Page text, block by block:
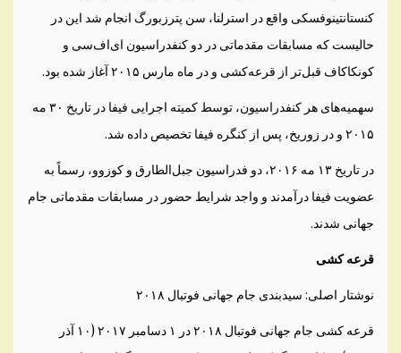
کنستانتینوفسکی واقع در استرلنا، سن پترزبورگ انجام شد این در
حالیست که مسابقات مقدماتی در دو کنفدراسیون ای‌اف‌سی و
کونکاکاف قبل‌تر از قرعه‌کشی و در ماه مارس ۲۰۱۵ آغاز شده بود.
سهمیه‌های هر کنفدراسیون، توسط کمیته اجرایی فیفا در تاریخ ۳۰ مه
۲۰۱۵ و در زوریخ، پس از کنگره فیفا تخصیص داده شد.
در تاریخ ۱۳ مه ۲۰۱۶، دو فدراسیون جبل‌الطارق و کوزوو، رسماً به
عضویت فیفا درآمدند و واجد شرایط حضور در مسابقات مقدماتی جام
جهانی شدند.
قرعه کشی
نوشتار اصلی: سیدبندی جام جهانی فوتبال ۲۰۱۸
قرعه کشی جام جهانی فوتبال ۲۰۱۸ در ۱ دسامبر ۲۰۱۷ (۱۰ آذر